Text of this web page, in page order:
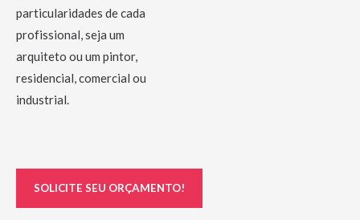
particularidades de cada
profissional, seja um
arquiteto ou um pintor,
residencial, comercial ou
industrial.
SOLICITE SEU ORÇAMENTO!